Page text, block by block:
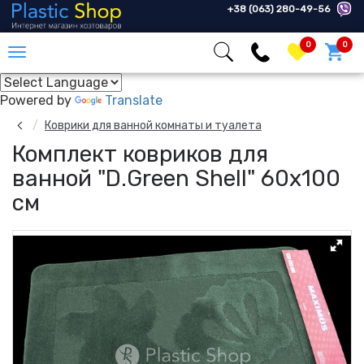
+38 (063) 280-49-56
0 0
Powered by Translate
Коврики для ванной комнаты и туалета
Комплект ковриков для
ванной "D.Green Shell" 60x100
см